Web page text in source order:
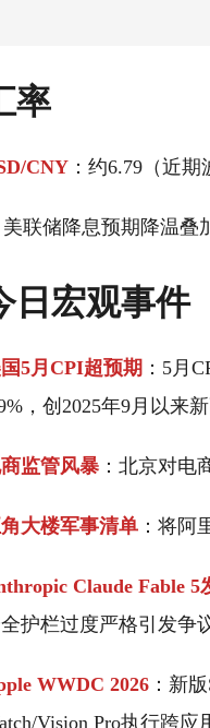
率
CNY ：约6.79（近
美联储降息预期降温叠
日宏观事件
5月CPI超预期 ：5月
，创2025年9月以来
监管风暴 ：北京对电
大楼军事清单 ：将阿
Claude Fable 5
护栏过度严格引发争
WWDC 2026 ：新
Vision Pro执行跨应